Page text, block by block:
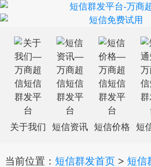
关于我们 短信资讯 短信价格 短
当前位置： 短信群发首页 > 短信